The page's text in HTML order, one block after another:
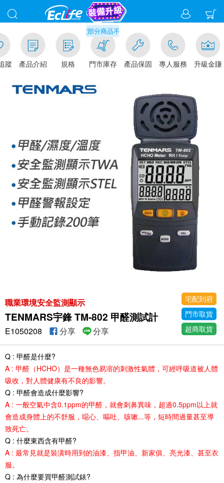
蹤 產品介紹 規格
滿千元門市取貨現折1%(部分商品不適用)-請點我看
門市庫存 產品保固 專人服務 升級金賺
職業環境安全監測顯示
TENMARS宇鋒 TM-802 甲醛測試計
宅配到府
門市取貨
超商取貨
E1050208 分享 分享
Q : 甲醛是什麼?
A : 甲醛（HCHO）是一種無色易溶的刺激性氣體，可經呼吸道被人體
吸收，對人體健康有不良的影響。
Q : 甲醛會造成什麼影響?
A : 一般空氣中含0.1ppm的甲醛，就會刺鼻異味，超過0.5ppm以上就
會造成身體上的不舒服，噁心、嘔吐、咳嗽...等，短時間過量甚至導
致死亡。
Q : 什麼東西含有甲醛?
A : 最常見就是裝潢時用到的油漆、指甲油、新家俱、亮光漆、甚至衣
服。
Q : 為什麼要買甲醛測試錶?